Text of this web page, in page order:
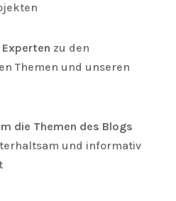
zu den
Themen und unseren
die Themen des Blogs
und informativ